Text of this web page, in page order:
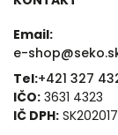
Email:
e-
Tel:+421 327
IČO: 3631 4323
IČ DPH: